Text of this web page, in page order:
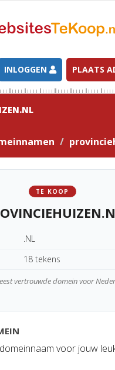
INLOGGEN PLAATS
TE KOOP
.NL
18 tekens
vertrouwde domein voor
voor jouw